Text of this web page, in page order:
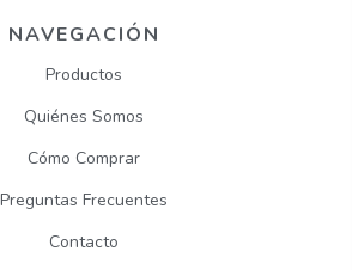
NAVEGACIÓN
Productos
Quiénes Somos
Cómo Comprar
Preguntas Frecuentes
Contacto